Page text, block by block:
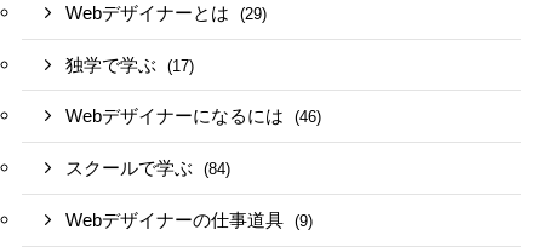
Webデザイナーとは (29)
独学で学ぶ (17)
Webデザイナーになるには (46)
スクールで学ぶ (84)
Webデザイナーの仕事道具 (9)